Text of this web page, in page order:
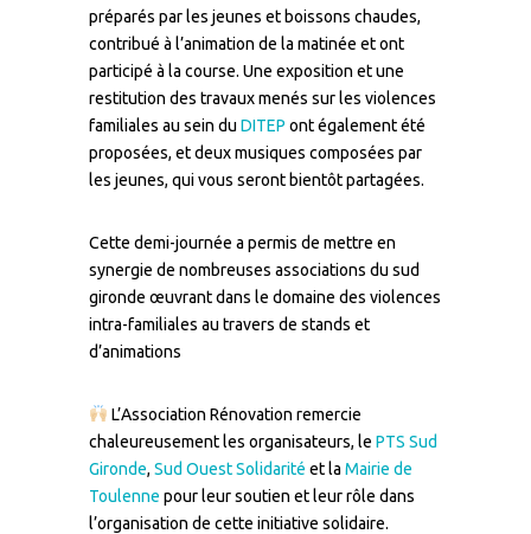
préparés par les jeunes et boissons chaudes,
contribué à l’animation de la matinée et ont
participé à la course. Une exposition et une
restitution des travaux menés sur les violences
familiales au sein du DITEP ont également été
proposées, et deux musiques composées par
les jeunes, qui vous seront bientôt partagées.
Cette demi-journée a permis de mettre en
synergie de nombreuses associations du sud
gironde œuvrant dans le domaine des violences
intra-familiales au travers de stands et
d’animations
L’Association Rénovation remercie
chaleureusement les organisateurs, le PTS Sud
Gironde, Sud Ouest Solidarité et la Mairie de
Toulenne pour leur soutien et leur rôle dans
l’organisation de cette initiative solidaire.